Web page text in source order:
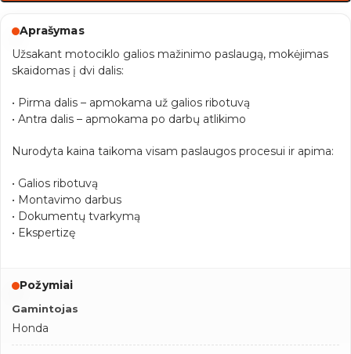
Aprašymas
Užsakant motociklo galios mažinimo paslaugą, mokėjimas
skaidomas į dvi dalis:
• Pirma dalis – apmokama už galios ribotuvą
• Antra dalis – apmokama po darbų atlikimo
Nurodyta kaina taikoma visam paslaugos procesui ir apima:
• Galios ribotuvą
• Montavimo darbus
• Dokumentų tvarkymą
• Ekspertizę
Požymiai
Gamintojas
Honda